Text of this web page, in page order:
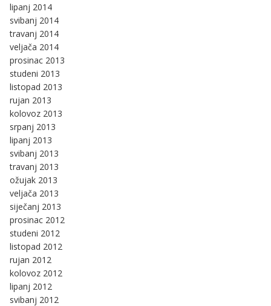
lipanj 2014
svibanj 2014
travanj 2014
veljača 2014
prosinac 2013
studeni 2013
listopad 2013
rujan 2013
kolovoz 2013
srpanj 2013
lipanj 2013
svibanj 2013
travanj 2013
ožujak 2013
veljača 2013
siječanj 2013
prosinac 2012
studeni 2012
listopad 2012
rujan 2012
kolovoz 2012
lipanj 2012
svibanj 2012